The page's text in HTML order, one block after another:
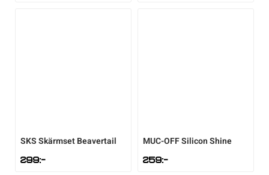
SKSSkärmset Beavertail
299:-
MUC-OFFSilicon Shine
259:-